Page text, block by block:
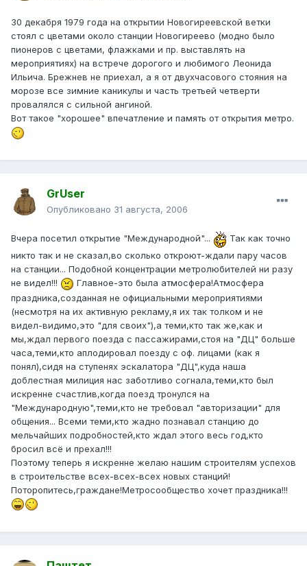
30 декабря 1979 года на открытии Новогиреевской ветки
стоял с цветами около станции Новогиреево (модно было
пионеров с цветами, флажками и пр. выставлять на
мероприятиях) на встрече дорогого и любимого Леонида
Ильича. Брежнев не приехал, а я от двухчасового стояния на
морозе все зимние каникулы и часть третьей четверти
провалялся с сильной ангиной.
Вот такое "хорошее" впечатление и память от открытия метро.
GrUser
Опубликовано 31 августа, 2006
Вчера посетил открытие "Международной"...
Так как точно
никто так и не сказал,во сколько откроют-ждали пару часов
на станции... Подобной концентрации метролюбителей ни разу
не видел!!!
Главное-это была атмосфера!Атмосфера
праздника,созданная не официальными мероприятиями
(несмотря на их активную рекламу,я их так толком и не
видел-видимо,это "для своих"),а теми,кто так же,как и
мы,ждал первого поезда с пассажирами,стоя на "ДЦ" больше
часа,теми,кто аплодировал поезду с оф. лицами (как я
понял),сидя на ступенях эскалатора "ДЦ",куда наша
доблестная милиция нас заботливо согнала,теми,кто был
искренне счастлив,когда поезд тронулся на
"Международную",теми,кто не требовал "авторизации" для
общения... Всеми теми,кто жадно познавал станцию до
мельчайших подробностей,кто ждал этого весь год,кто
бросил всё и прехал!!!
Поэтому теперь я искренне желаю нашим строителям успехов
в строительстве всех-всех-всех новых станций!
Поторопитесь,граждане!Метросообщество хочет праздника!!!